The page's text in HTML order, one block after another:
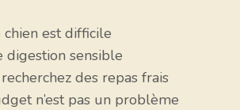
chien est difficile
digestion sensible
des repas frais
n’est pas un problème